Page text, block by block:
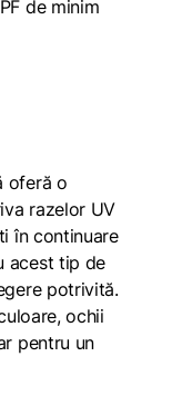
de minim
oferă o
razelor UV
în continuare
acest tip de
potrivită.
ochii
pentru un